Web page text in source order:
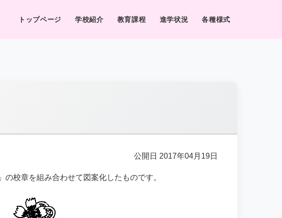
トップページ 学校紹介 教育課程 進学状況 各種様式
公開日 2017年04月19日
」の校章を組み合わせて図案化したものです。